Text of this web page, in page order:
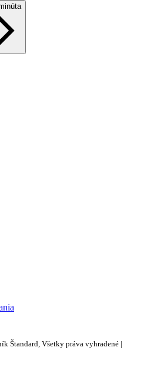
Štandard, Všetky práva vyhradené |